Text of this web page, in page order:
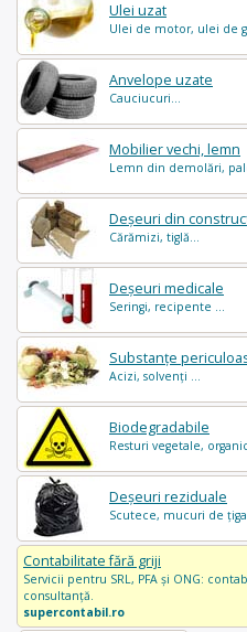
Ulei uzat
Ulei de motor, ulei de
Anvelope uzate
Cauciucuri...
Mobilier vechi, lemn
Lemn din demolări,
Deșeuri din
Cărămizi, tiglă...
Deșeuri medicale
Seringi, recipente ...
Substanțe
Acizi, solvenți ...
Biodegradabile
Resturi vegetale,
Deșeuri reziduale
Scutece, mucuri de
Contabilitate fără griji
Servicii pentru SRL, PFA și ONG:
consultanță.
supercontabil.ro